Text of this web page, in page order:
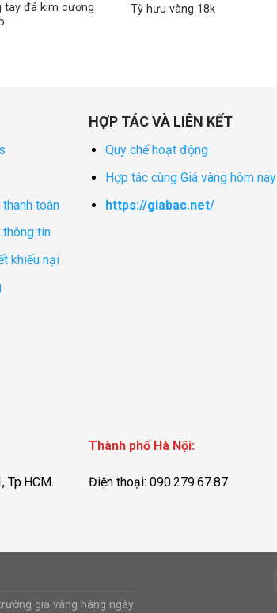
tay đá kim cương
Tỳ hưu vàng 18k
toán
thông tin
khiếu nại
HỢP TÁC VÀ LIÊN KẾT
Quy chế hoạt động
Hợp tác cùng Giá vàng hôm nay
https://giabac.net/
Tp.HCM.
Thành phố Hà Nội:
Điện thoại: 090.279.67.87
giá vàng hàng ngày